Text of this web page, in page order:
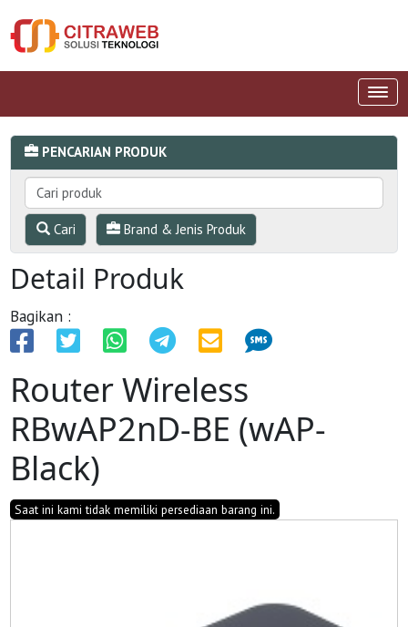
PENCARIAN PRODUK
Cari Brand & Jenis Produk
Detail Produk
Bagikan :
Router Wireless
RBwAP2nD-BE (wAP-
Black)
Saat ini kami tidak memiliki persediaan barang ini.